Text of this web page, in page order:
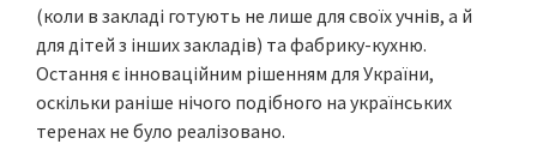
(коли в закладі готують не лише для своїх учнів, а й
для дітей з інших закладів) та фабрику-кухню.
Остання є інноваційним рішенням для України,
оскільки раніше нічого подібного на українських
теренах не було реалізовано.